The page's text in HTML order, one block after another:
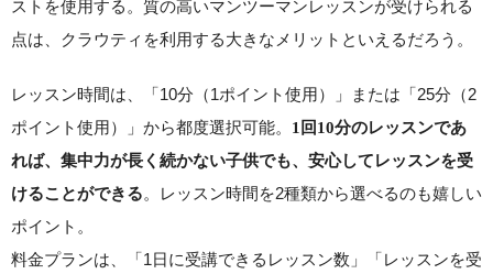
ストを使用する。質の高いマンツーマンレッスンが受けられる
点は、クラウティを利用する大きなメリットといえるだろう。
レッスン時間は、「10分（1ポイント使用）」または「25分（2
ポイント使用）」から都度選択可能。 1回10分のレッスンであ
れば、集中力が長く続かない子供でも、安心してレッスンを受
けることができる。レッスン時間を2種類から選べるのも嬉しい
ポイント。
料金プランは、「1日に受講できるレッスン数」「レッスンを受